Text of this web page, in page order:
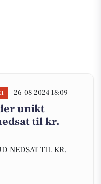
26-08-2024 18:09
unikt
til kr.
NEDSAT TIL KR.